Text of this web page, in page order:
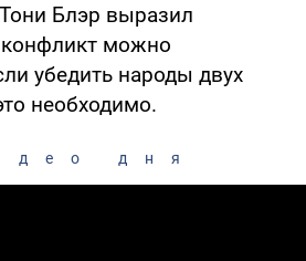
Блэр выразил
конфликт можно
убедить народы двух
необходимо.
дня